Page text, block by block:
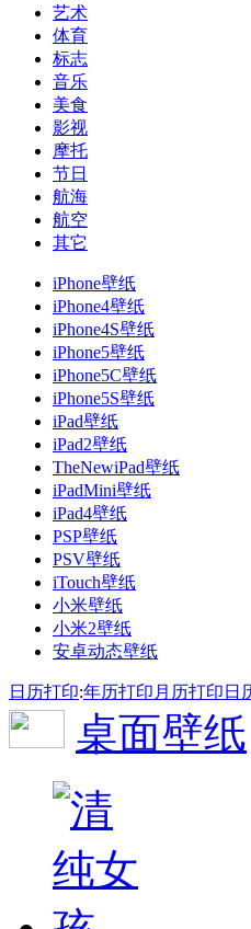
艺术
体育
标志
音乐
美食
影视
摩托
节日
航海
航空
其它
iPhone壁纸
iPhone4壁纸
iPhone4S壁纸
iPhone5壁纸
iPhone5C壁纸
iPhone5S壁纸
iPad壁纸
iPad2壁纸
TheNewiPad壁纸
iPadMini壁纸
iPad4壁纸
PSP壁纸
PSV壁纸
iTouch壁纸
小米壁纸
小米2壁纸
安卓动态壁纸
日历打印:年历打印 月历打印 日
桌面壁纸